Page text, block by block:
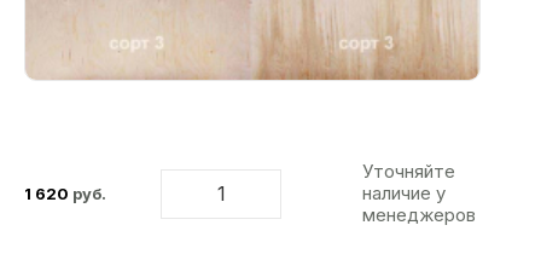
1 620 руб.
Уточняйте
наличие у
менеджеров